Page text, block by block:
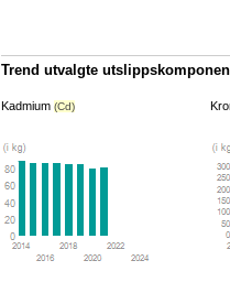
Trend utvalgte
Kadmium (Cd)